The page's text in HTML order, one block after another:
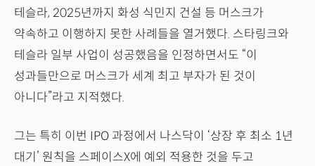
테슬라, 2025년까지 화성 식민지 건설 등 머스크가
약속하고 이행하지 못한 사례들을 열거했다. 스타링크와
테슬라 일부 사업이 성공했음을 인정하면서도 “이
성과들만으로 머스크가 세계 최고 부자가 된 것이
아니다”라고 지적했다.
그는 특히 이번 IPO 과정에서 나스닥이 ‘상장 후 최소 1년
대기’ 원칙을 스페이스X에 예외 적용한 것을 두고